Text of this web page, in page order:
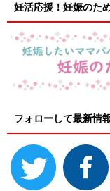
妊活応援！妊娠のた
フォローして最新情